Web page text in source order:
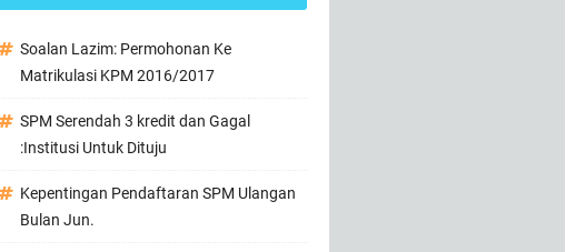
Soalan Lazim: Permohonan Ke
Matrikulasi KPM 2016/2017
SPM Serendah 3 kredit dan Gagal
:Institusi Untuk Dituju
Kepentingan Pendaftaran SPM Ulangan
Bulan Jun.